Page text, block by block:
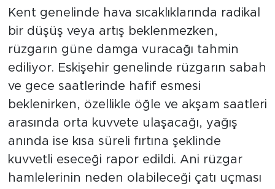
Kent genelinde hava sıcaklıklarında radikal
bir düşüş veya artış beklenmezken,
rüzgarın güne damga vuracağı tahmin
ediliyor. Eskişehir genelinde rüzgarın sabah
ve gece saatlerinde hafif esmesi
beklenirken, özellikle öğle ve akşam saatleri
arasında orta kuvvete ulaşacağı, yağış
anında ise kısa süreli fırtına şeklinde
kuvvetli eseceği rapor edildi. Ani rüzgar
hamlelerinin neden olabileceği çatı uçması